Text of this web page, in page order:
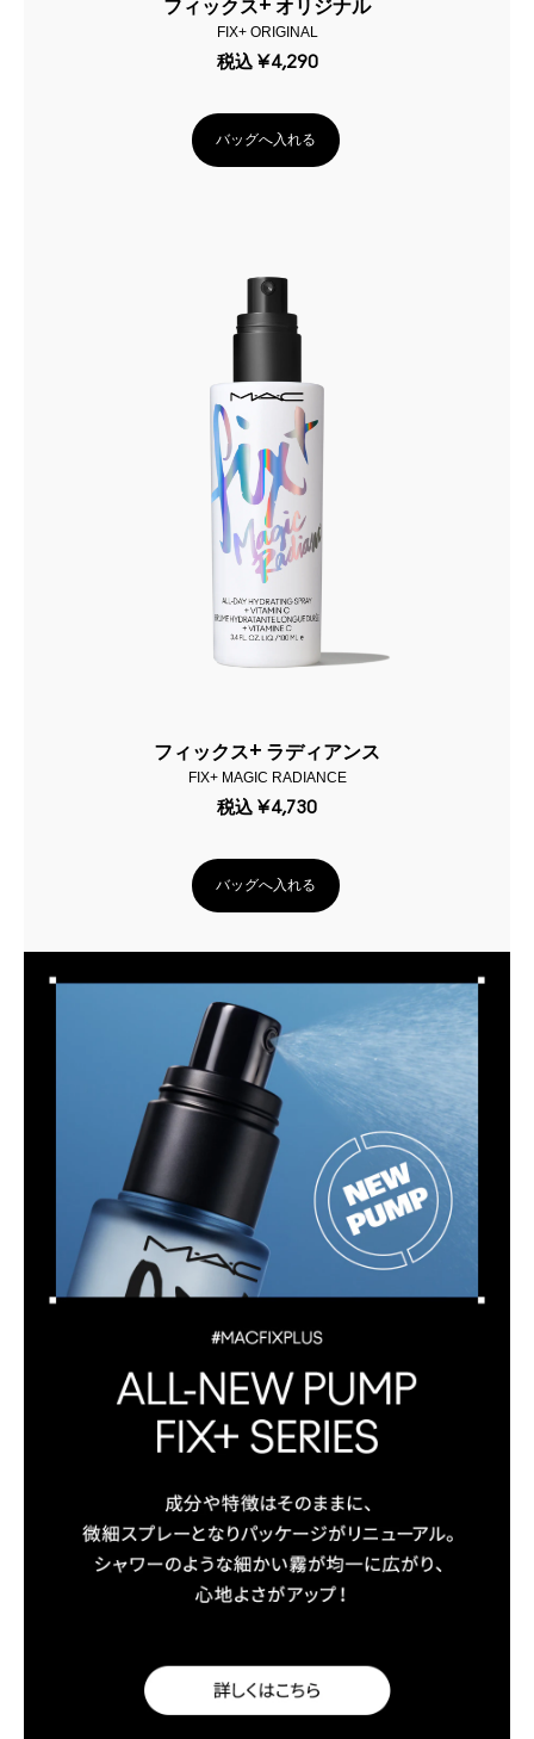
フィックス+ オリジナル
FIX+ ORIGINAL
税込 ¥4,290
バッグへ入れる
フィックス+ ラディアンス
FIX+ MAGIC RADIANCE
税込 ¥4,730
バッグへ入れる